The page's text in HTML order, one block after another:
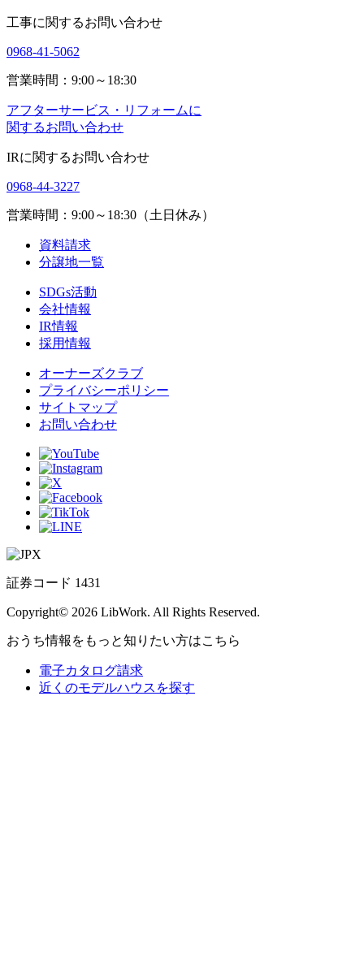
工事に関するお問い合わせ
0968-41-5062
営業時間：9:00～18:30
アフターサービス・リフォームに
関するお問い合わせ
IRに関するお問い合わせ
0968-44-3227
営業時間：9:00～18:30（土日休み）
資料請求
分譲地一覧
SDGs活動
会社情報
IR情報
採用情報
オーナーズクラブ
プライバシーポリシー
サイトマップ
お問い合わせ
証券コード 1431
Copyright© 2026 LibWork. All Rights Reserved.
おうち情報をもっと知りたい方はこちら
電子カタログ請求
近くのモデルハウスを探す